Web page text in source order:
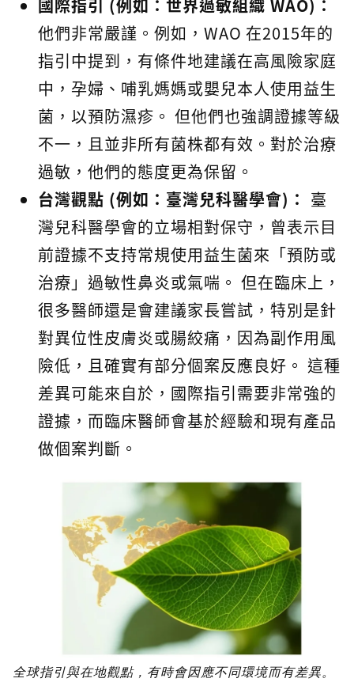
國際指引 (例如：世界過敏組織 WAO)：
他們非常嚴謹。例如，WAO 在2015年的
指引中提到，有條件地建議在高風險家庭
中，孕婦、哺乳媽媽或嬰兒本人使用益生
菌，以預防濕疹。 但他們也強調證據等級
不一，且並非所有菌株都有效。對於治療
過敏，他們的態度更為保留。
台灣觀點 (例如：臺灣兒科醫學會)： 臺
灣兒科醫學會的立場相對保守，曾表示目
前證據不支持常規使用益生菌來「預防或
治療」過敏性鼻炎或氣喘。 但在臨床上，
很多醫師還是會建議家長嘗試，特別是針
對異位性皮膚炎或腸絞痛，因為副作用風
險低，且確實有部分個案反應良好。 這種
差異可能來自於，國際指引需要非常強的
證據，而臨床醫師會基於經驗和現有產品
做個案判斷。
全球指引與在地觀點，有時會因應不同環境而有差異。